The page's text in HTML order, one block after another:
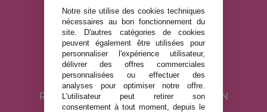
MENTIONS LÉGALES
POLITIQUE DE CONFIDENTIALITÉ
POLITIQUE DE COOKIES
LIVRAISON ET RETOUR
RETOURS / DROIT DE RÉTRACTATION
Notre site utilise des cookies techniques
nécessaires au bon fonctionnement du
site. D'autres catégories de cookies
peuvent également être utilisées pour
personnaliser l'expérience utilisateur,
délivrer des offres commerciales
personnalisées ou effectuer des
analyses pour optimiser notre offre.
L'utilisateur peut retirer son
consentement à tout moment, depuis le